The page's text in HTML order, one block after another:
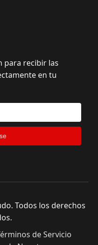
para recibir las
en tu
Todos los derechos
de Servicio